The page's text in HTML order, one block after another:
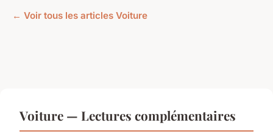
← Voir tous les articles Voiture
Voiture — Lectures complémentaires